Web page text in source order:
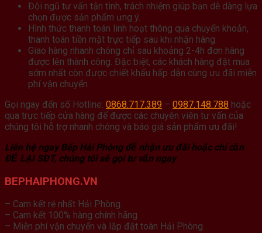
Đội ngũ tư vấn tận tình, trách nhiệm giúp bạn dễ dàng lựa
chọn được sản phẩm ưng ý.
Hình thức thanh toán linh hoạt thông qua chuyển khoản,
thanh toán tiền mặt trực tiếp sau khi nhận hàng.
Giao hàng nhanh chóng chỉ sau khoảng 2-4h đơn hàng
được lên thành công. Đặc biệt, các khách hàng đặt mua
sớm nhất còn được chiết khấu hấp dẫn cùng ưu đãi miễn
phí vận chuyển
Gọi ngay đến số Hotline: 0868.717.389 – 0987.148.788 hoặc
qua trực tiếp cửa hàng để được các chuyên viên tư vấn của
chúng tôi hỗ trợ nhanh chóng và báo giá sản phẩm ưu đãi!
Liên hệ ngay Bếp Hải Phòng để nhận ưu đãi hoặc chỉ cần
ĐỂ LẠI SĐT, chúng tôi sẽ gọi tư vấn ngay
BEPHAIPHONG.VN
– Cam kết rẻ nhất Hải Phòng.
– Cam kết 100% hàng chính hãng.
– Miễn phí vận chuyển và lắp đặt toàn Hải Phòng.